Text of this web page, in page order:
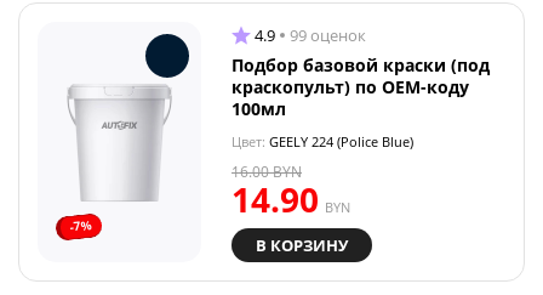
-7%
4.9 99 оценок
Подбор базовой краски (под
краскопульт) по OEM-коду
100мл
Цвет: GEELY 224 (Police Blue)
14.90 BYN
16.00BYN
В КОРЗИНУ